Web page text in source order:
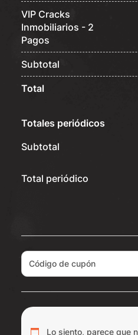
VIP Cracks
Inmobiliarios - 2
Pagos
Subtotal
Total
Totales periódicos
Subtotal
Total periódico
Lo siento, parece que